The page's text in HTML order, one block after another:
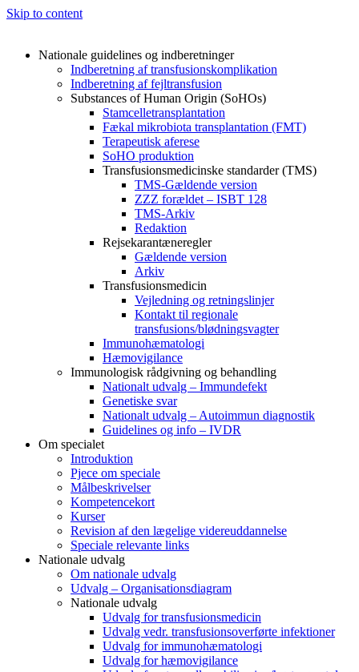
Skip to content
Nationale guidelines og indberetninger
Indberetning af transfusionskomplikation
Indberetning af fejltransfusion
Substances of Human Origin (SoHOs)
Stamcelletransplantation
Fækal mikrobiota transplantation (FMT)
Terapeutisk aferese
SoHO produktion
Transfusionsmedicinske standarder (TMS)
TMS-Gældende version
ZZZ forældet – ISBT 128
TMS-Arkiv
Redaktion
Rejsekarantæneregler
Gældende version
Arkiv
Transfusionsmedicin
Vejledning og retningslinjer
Kontakt til regionale
transfusions/blødningsvagter
Immunohæmatologi
Hæmovigilance
Immunologisk rådgivning og behandling
Nationalt udvalg – Immundefekt
Genetiske svar
Nationalt udvalg – Autoimmun diagnostik
Guidelines og info – IVDR
Om specialet
Introduktion
Pjece om speciale
Målbeskrivelser
Kompetencekort
Kurser
Revision af den lægelige videreuddannelse
Speciale relevante links
Nationale udvalg
Om nationale udvalg
Udvalg – Organisationsdiagram
Nationale udvalg
Udvalg for transfusionsmedicin
Udvalg vedr. transfusionsoverførte infektioner
Udvalg for immunohæmatologi
Udvalg for hæmovigilance